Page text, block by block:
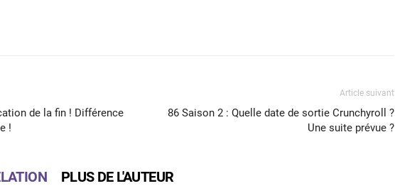
de la fin ! Différence
!
Article suivant
86 Saison 2 : Quelle date de sortie Crunchyroll ?
Une suite prévue ?
PLUS DE L'AUTEUR